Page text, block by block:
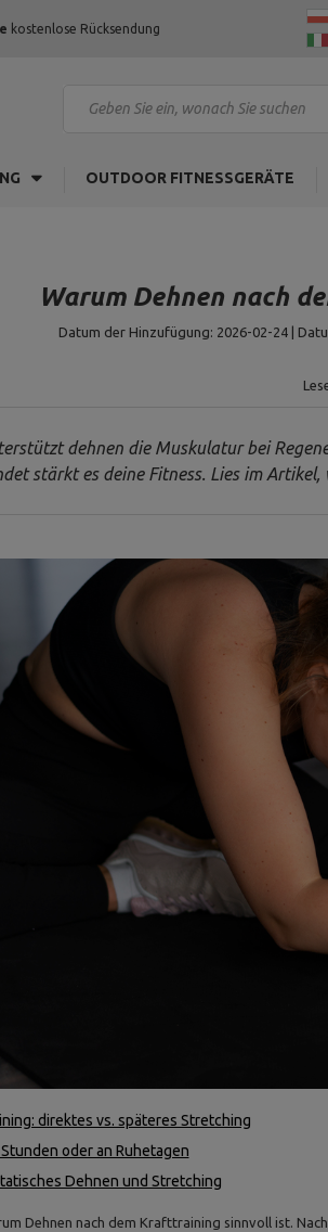
kostenlose Rücksendung
OUTDOOR FITNESSGERÄTE
Warum Dehnen nach
Datum der Hinzufügung: 2026-02-24 |
dehnen die Muskulatur bei
stärkt es deine Fitness. Lies im
direktes vs. späteres Stretching
oder an Ruhetagen
Dehnen und Stretching
Dehnen nach dem Krafttraining sinnvoll ist.